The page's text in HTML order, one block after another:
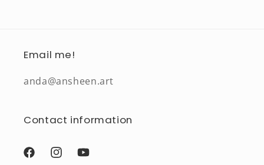
Email me!
anda@ansheen.art
Contact information
FacebookInstagramYouTube